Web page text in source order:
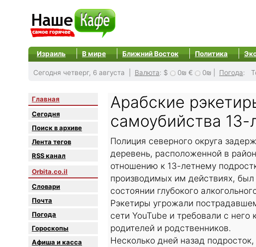
Израиль В мире Ближний Восток Политика
Сегодня четверг, 6 августа | Валюта: $ 0₪ € 0₪ Погода:
Главная
Сегодня
Поиск в архиве
Лента тегов
RSS канал
Orbita.co.il
Словари
Почта
Погода
Гороскопы
Афиша и касса
Арабские
самоубийства 13-
Полиция северного округа
деревень, расположенной в
отношению к 13-летнему
производимых им действиях, был
состоянии глубокого
Рэкетиры угрожали
сети YouTube и требовали с
родителей и родственников.
Несколько дней назад